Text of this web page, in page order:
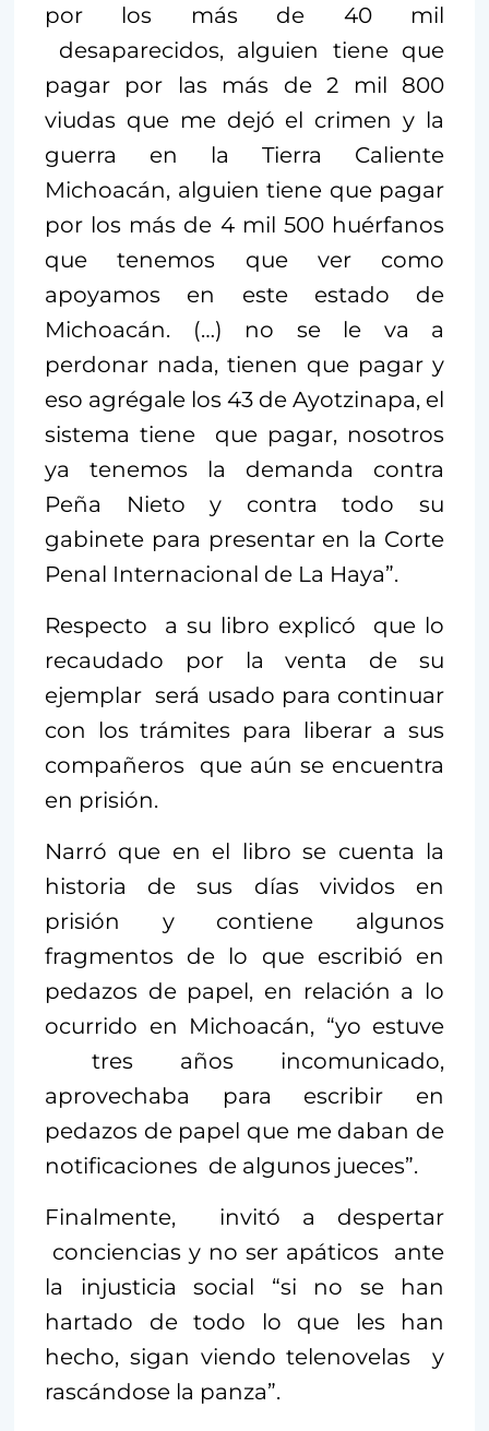
por los más de 40 mil
desaparecidos, alguien tiene que
pagar por las más de 2 mil 800
viudas que me dejó el crimen y la
guerra en la Tierra Caliente
Michoacán, alguien tiene que pagar
por los más de 4 mil 500 huérfanos
que tenemos que ver como
apoyamos en este estado de
Michoacán. (…) no se le va a
perdonar nada, tienen que pagar y
eso agrégale los 43 de Ayotzinapa, el
sistema tiene que pagar, nosotros
ya tenemos la demanda contra
Peña Nieto y contra todo su
gabinete para presentar en la Corte
Penal Internacional de La Haya”.
Respecto a su libro explicó que lo
recaudado por la venta de su
ejemplar será usado para continuar
con los trámites para liberar a sus
compañeros que aún se encuentra
en prisión.
Narró que en el libro se cuenta la
historia de sus días vividos en
prisión y contiene algunos
fragmentos de lo que escribió en
pedazos de papel, en relación a lo
ocurrido en Michoacán, “yo estuve
tres años incomunicado,
aprovechaba para escribir en
pedazos de papel que me daban de
notificaciones de algunos jueces”.
Finalmente, invitó a despertar
conciencias y no ser apáticos ante
la injusticia social “si no se han
hartado de todo lo que les han
hecho, sigan viendo telenovelas y
rascándose la panza”.